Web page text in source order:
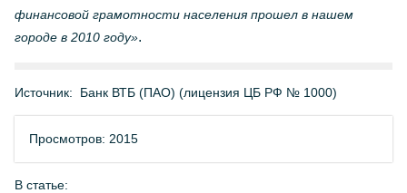
финансовой грамотности населения прошел в нашем
городе в 2010 году».
Источник: Банк ВТБ (ПАО) (лицензия ЦБ РФ № 1000)
Просмотров: 2015
В статье: